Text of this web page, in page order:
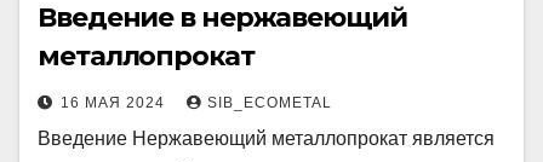
Введение в нержавеющий
металлопрокат
16 МАЯ 2024 SIB_ECOMETAL
Введение Нержавеющий металлопрокат является